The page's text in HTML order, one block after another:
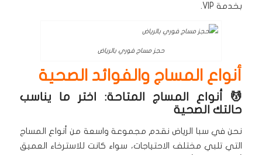
بخدمة VIP.
حجز مساج فوري بالرياض
أنواع المساج والفوائد الصحية
💆 أنواع المساج المتاحة: اختر ما يناسب
حالتك الصحية
نحن في سبا الرياض نقدم مجموعة واسعة من أنواع المساج
التي تلبي مختلف الاحتياجات، سواء كانت للاسترخاء العميق